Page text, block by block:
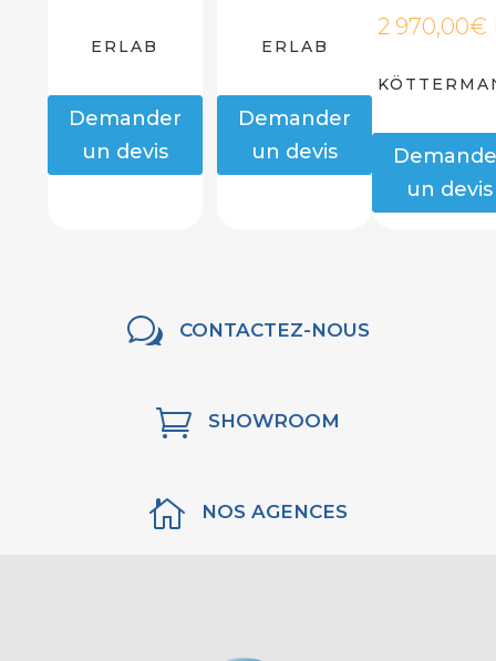
ERLAB
Demander
un devis
ERLAB
Demander
un devis
2 970,00€
un devis
w CONTACTEZ-NOUS
 SHOWROOM
 NOS AGENCES